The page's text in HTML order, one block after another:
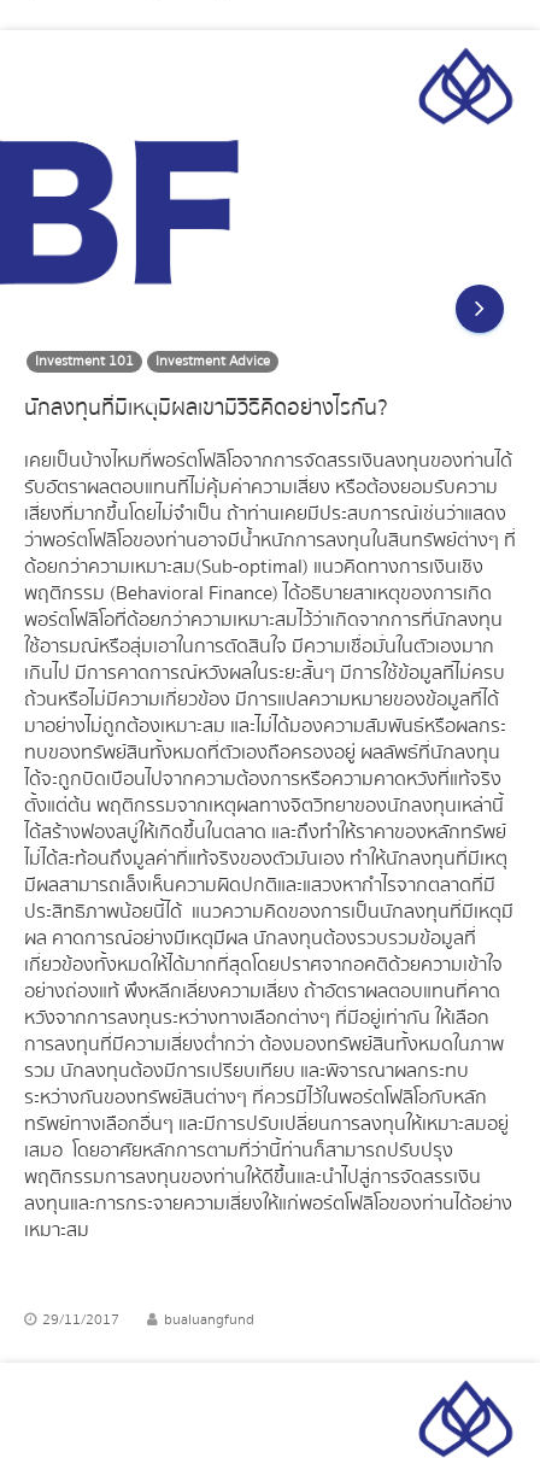
Investment 101 Investment Advice
นักลงทุนที่มีเหตุมีผลเขามีวิธีคิดอย่างไรกัน?
เคยเป็นบ้างไหมที่พอร์ตโฟลิโอจากการจัดสรรเงินลงทุนของท่านได้
รับอัตราผลตอบแทนที่ไม่คุ้มค่าความเสี่ยง หรือต้องยอมรับความ
เสี่ยงที่มากขึ้นโดยไม่จำเป็น ถ้าท่านเคยมีประสบการณ์เช่นว่าแสดง
ว่าพอร์ตโฟลิโอของท่านอาจมีน้ำหนักการลงทุนในสินทรัพย์ต่างๆ ที่
ด้อยกว่าความเหมาะสม(Sub-optimal) แนวคิดทางการเงินเชิง
พฤติกรรม (Behavioral Finance) ได้อธิบายสาเหตุของการเกิด
พอร์ตโฟลิโอที่ด้อยกว่าความเหมาะสมไว้ว่าเกิดจากการที่นักลงทุน
ใช้อารมณ์หรือสุ่มเอาในการตัดสินใจ มีความเชื่อมั่นในตัวเองมาก
เกินไป มีการคาดการณ์หวังผลในระยะสั้นๆ มีการใช้ข้อมูลที่ไม่ครบ
ถ้วนหรือไม่มีความเกี่ยวข้อง มีการแปลความหมายของข้อมูลที่ได้
มาอย่างไม่ถูกต้องเหมาะสม และไม่ได้มองความสัมพันธ์หรือผลกระ
ทบของทรัพย์สินทั้งหมดที่ตัวเองถือครองอยู่ ผลลัพธ์ที่นักลงทุน
ได้จะถูกบิดเบือนไปจากความต้องการหรือความคาดหวังที่แท้จริง
ตั้งแต่ต้น พฤติกรรมจากเหตุผลทางจิตวิทยาของนักลงทุนเหล่านี้
ได้สร้างฟองสบู่ให้เกิดขึ้นในตลาด และถึงทำให้ราคาของหลักทรัพย์
ไม่ได้สะท้อนถึงมูลค่าที่แท้จริงของตัวมันเอง ทำให้นักลงทุนที่มีเหตุ
มีผลสามารถเล็งเห็นความผิดปกติและแสวงหากำไรจากตลาดที่มี
ประสิทธิภาพน้อยนี้ได้ แนวความคิดของการเป็นนักลงทุนที่มีเหตุมี
ผล คาดการณ์อย่างมีเหตุมีผล นักลงทุนต้องรวบรวมข้อมูลที่
เกี่ยวข้องทั้งหมดให้ได้มากที่สุดโดยปราศจากอคติด้วยความเข้าใจ
อย่างถ่องแท้ พึงหลีกเลี่ยงความเสี่ยง ถ้าอัตราผลตอบแทนที่คาด
หวังจากการลงทุนระหว่างทางเลือกต่างๆ ที่มีอยู่เท่ากัน ให้เลือก
การลงทุนที่มีความเสี่ยงต่ำกว่า ต้องมองทรัพย์สินทั้งหมดในภาพ
รวม นักลงทุนต้องมีการเปรียบเทียบ และพิจารณาผลกระทบ
ระหว่างกันของทรัพย์สินต่างๆ ที่ควรมีไว้ในพอร์ตโฟลิโอกับหลัก
ทรัพย์ทางเลือกอื่นๆ และมีการปรับเปลี่ยนการลงทุนให้เหมาะสมอยู่
เสมอ โดยอาศัยหลักการตามที่ว่านี้ท่านก็สามารถปรับปรุง
พฤติกรรมการลงทุนของท่านให้ดีขึ้นและนำไปสู่การจัดสรรเงิน
ลงทุนและการกระจายความเสี่ยงให้แก่พอร์ตโฟลิโอของท่านได้อย่าง
เหมาะสม
29/11/2017 bualuangfund